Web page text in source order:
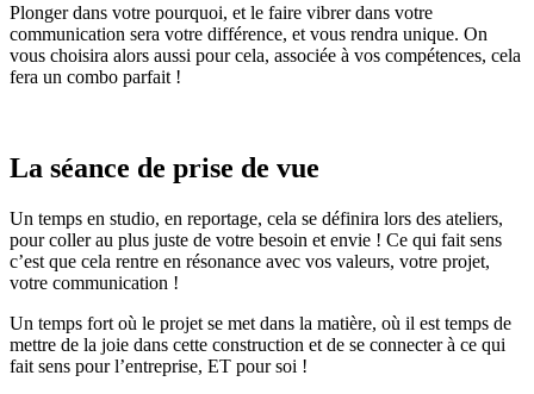
Plonger dans votre pourquoi, et le faire vibrer dans votre
communication sera votre différence, et vous rendra unique. On
vous choisira alors aussi pour cela, associée à vos compétences, cela
fera un combo parfait !
La séance de prise de vue
Un temps en studio, en reportage, cela se définira lors des ateliers,
pour coller au plus juste de votre besoin et envie ! Ce qui fait sens
c’est que cela rentre en résonance avec vos valeurs, votre projet,
votre communication !
Un temps fort où le projet se met dans la matière, où il est temps de
mettre de la joie dans cette construction et de se connecter à ce qui
fait sens pour l’entreprise, ET pour soi !